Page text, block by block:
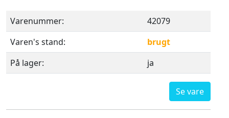
Varenummer:
42079
Varen's stand:
brugt
På lager:
ja
Se vare